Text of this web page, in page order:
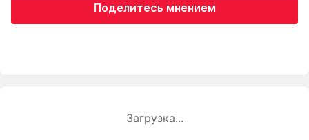
Поделитесь мнением
Загрузка...